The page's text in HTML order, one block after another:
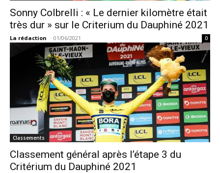
Sonny Colbrelli : « Le dernier kilomètre était
très dur » sur le Criterium du Dauphiné 2021
La rédaction - 01/06/2021 0
Classements
Classement général après l’étape 3 du
Critérium du Dauphiné 2021